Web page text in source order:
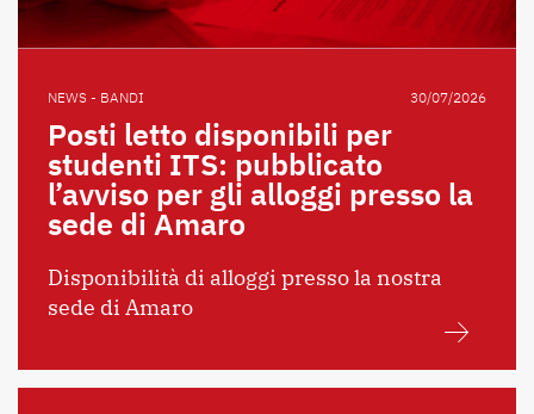
NEWS - BANDI 30/07/2026
Posti letto disponibili per
studenti ITS: pubblicato
l’avviso per gli alloggi presso la
sede di Amaro
Disponibilità di alloggi presso la nostra
sede di Amaro